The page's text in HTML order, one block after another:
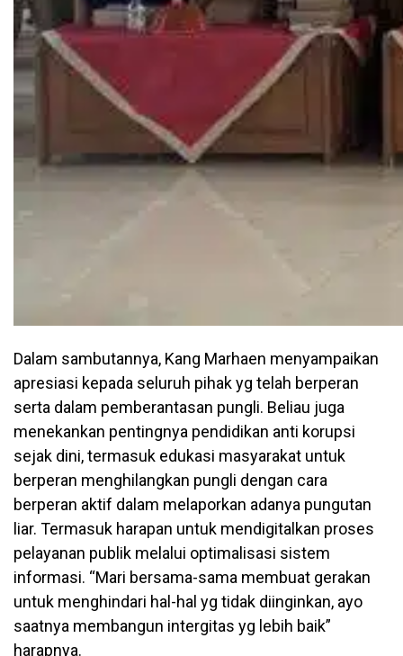
Dalam sambutannya, Kang Marhaen menyampaikan
apresiasi kepada seluruh pihak yg telah berperan
serta dalam pemberantasan pungli. Beliau juga
menekankan pentingnya pendidikan anti korupsi
sejak dini, termasuk edukasi masyarakat untuk
berperan menghilangkan pungli dengan cara
berperan aktif dalam melaporkan adanya pungutan
liar. Termasuk harapan untuk mendigitalkan proses
pelayanan publik melalui optimalisasi sistem
informasi. “Mari bersama-sama membuat gerakan
untuk menghindari hal-hal yg tidak diinginkan, ayo
saatnya membangun intergitas yg lebih baik”
harapnya.